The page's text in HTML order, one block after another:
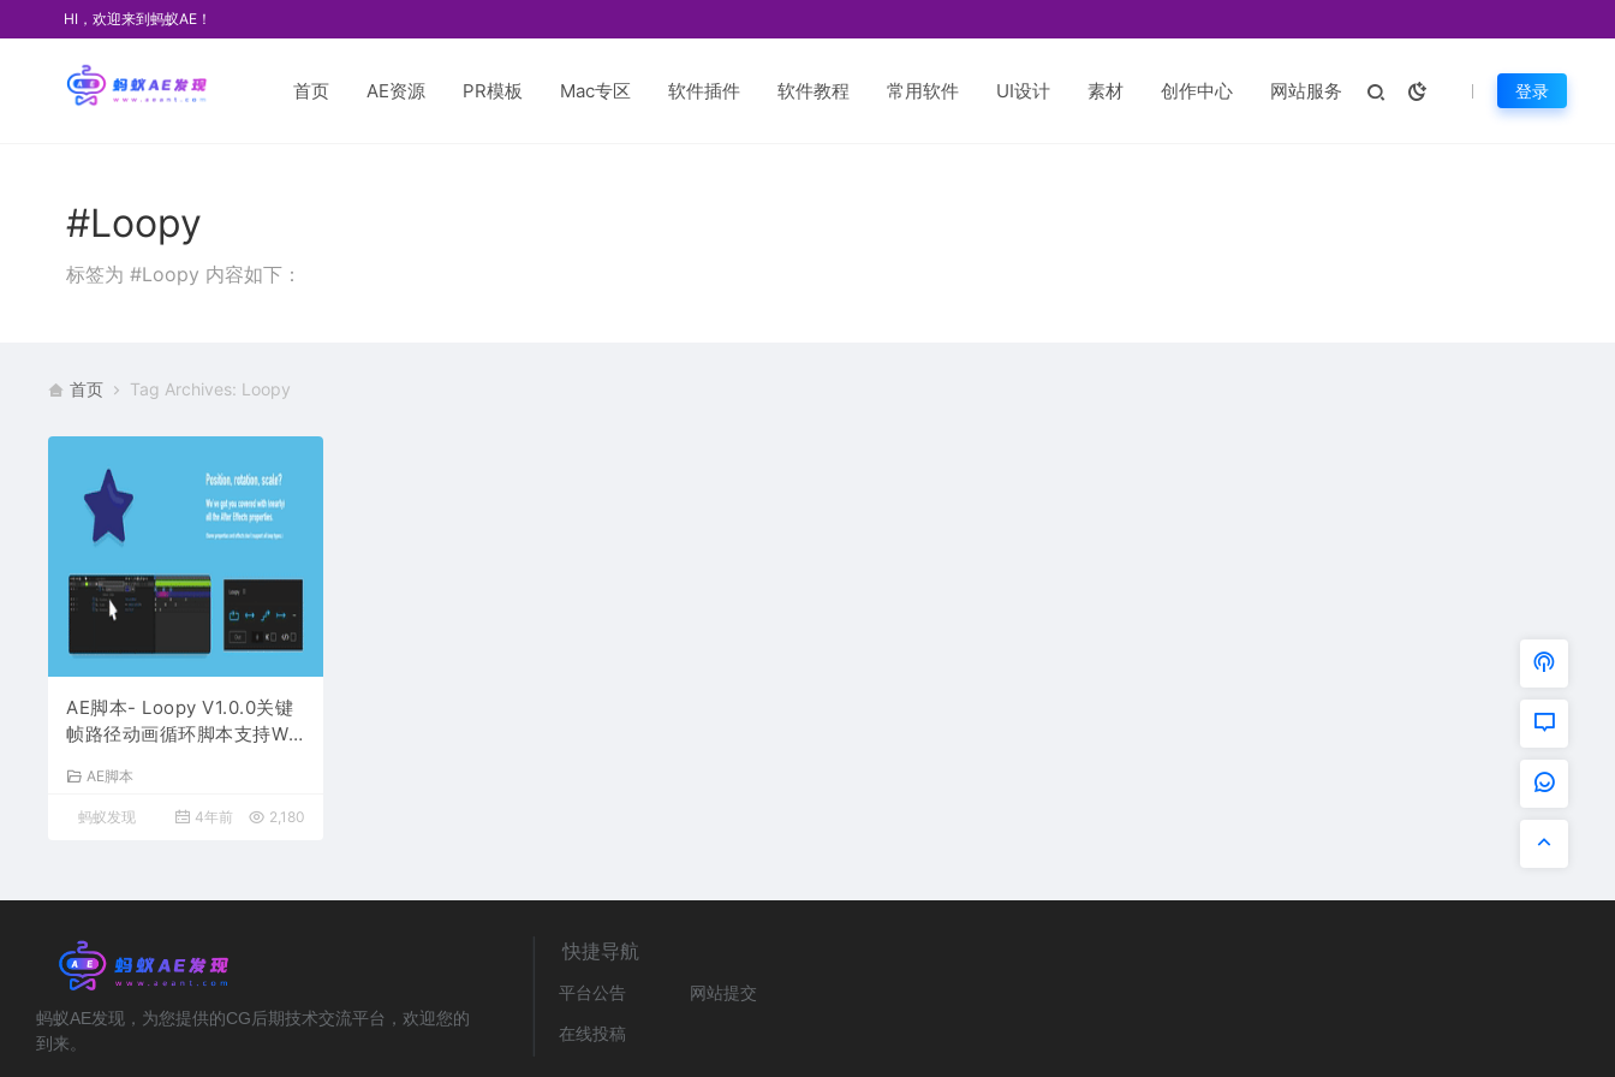
HI，欢迎来到蚂蚁AE！
首页 AE资源 PR模板 Mac专区 软件插件 软件教程 常用软件 UI设计 素材 创作中心 网站服务 登录
#Loopy
标签为 #Loopy 内容如下：
首页 Tag Archives: Loopy
AE脚本- Loopy V1.0.0关键
帧路径动画循环脚本支持Wi
AE脚本
蚂蚁发现 4年前 2,180
蚂蚁AE发现，为您提供的CG后期技术交流平台，欢迎您的
到来。
快捷导航
平台公告
网站提交
在线投稿